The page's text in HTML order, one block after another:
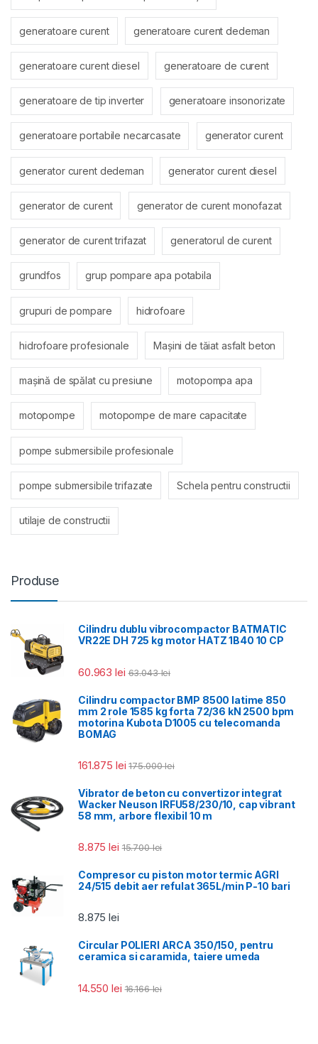
generatoare curent generatoare curent dedeman
generatoare curent diesel generatoare de curent
generatoare de tip inverter generatoare insonorizate
generatoare portabile necarcasate generator curent
generator curent dedeman generator curent diesel
generator de curent generator de curent monofazat
generator de curent trifazat generatorul de curent
grundfos grup pompare apa potabila
grupuri de pompare hidrofoare
hidrofoare profesionale Mașini de tăiat asfalt beton
mașină de spălat cu presiune motopompa apa
motopompe motopompe de mare capacitate
pompe submersibile profesionale
pompe submersibile trifazate Schela pentru constructii
utilaje de constructii
Produse
Cilindru dublu vibrocompactor BATMATIC
VR22E DH 725 kg motor HATZ 1B40 10 CP
60.963lei 63.043lei
Cilindru compactor BMP 8500 latime 850
mm 2 role 1585 kg forta 72/36 kN 2500 bpm
motorina Kubota D1005 cu telecomanda
BOMAG
161.875 lei 175.000lei
Vibrator de beton cu convertizor integrat
Wacker Neuson IRFU58/230/10, cap vibrant
58 mm, arbore flexibil 10 m
8.875lei 15.700lei
Compresor cu piston motor termic AGRI
24/515 debit aer refulat 365L/min P-10 bari
8.875lei
Circular POLIERI ARCA 350/150, pentru
ceramica si caramida, taiere umeda
14.550lei 16.166lei